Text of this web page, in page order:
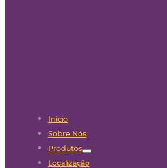
Início
Sobre Nós
Produtos
Localização